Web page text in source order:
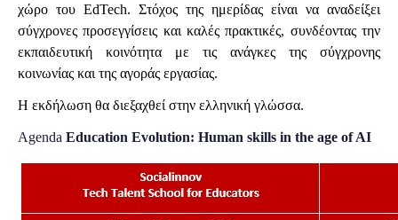
χώρο του EdTech. Στόχος της ημερίδας είναι να αναδείξει
σύγχρονες προσεγγίσεις και καλές πρακτικές, συνδέοντας την
εκπαιδευτική κοινότητα με τις ανάγκες της σύγχρονης
κοινωνίας και της αγοράς εργασίας.
Η εκδήλωση θα διεξαχθεί στην ελληνική γλώσσα.
Agenda Education Evolution: Human skills in the age of AI